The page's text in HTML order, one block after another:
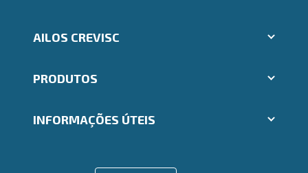
AILOS CREVISC
Indique um amigo
Trabalhe Conosco
Ailos Educação
PRODUTOS
Consórcios
INFORMAÇÕES ÚTEIS
Postos de Atendimento